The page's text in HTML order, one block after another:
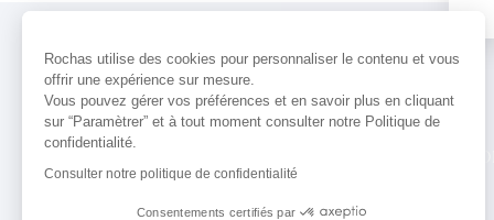
Rochas utilise des cookies pour personnaliser le contenu et vous
offrir une expérience sur mesure.
Vous pouvez gérer vos préférences et en savoir plus en cliquant
sur “Paramètrer” et à tout moment consulter notre Politique de
confidentialité.
Consulter notre politique de confidentialité
Consentements certifiés par